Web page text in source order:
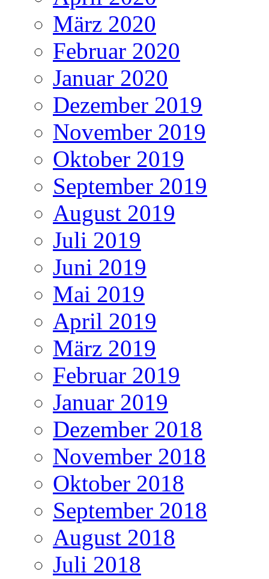
März 2020
Februar 2020
Januar 2020
Dezember 2019
November 2019
Oktober 2019
September 2019
August 2019
Juli 2019
Juni 2019
Mai 2019
April 2019
März 2019
Februar 2019
Januar 2019
Dezember 2018
November 2018
Oktober 2018
September 2018
August 2018
Juli 2018